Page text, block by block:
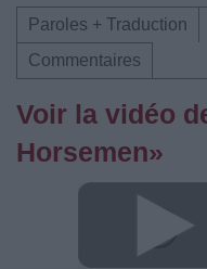
Paroles + Traduction
Commentaires
Voir la vidéo
Horsemen»